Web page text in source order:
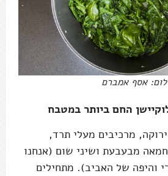
אסף אמברם
החם ביותר במטבח
מרכיבים מעלי תרד,
מבעבעת ושיני שום (אנחנו
והיפה של האביב). מתחילים